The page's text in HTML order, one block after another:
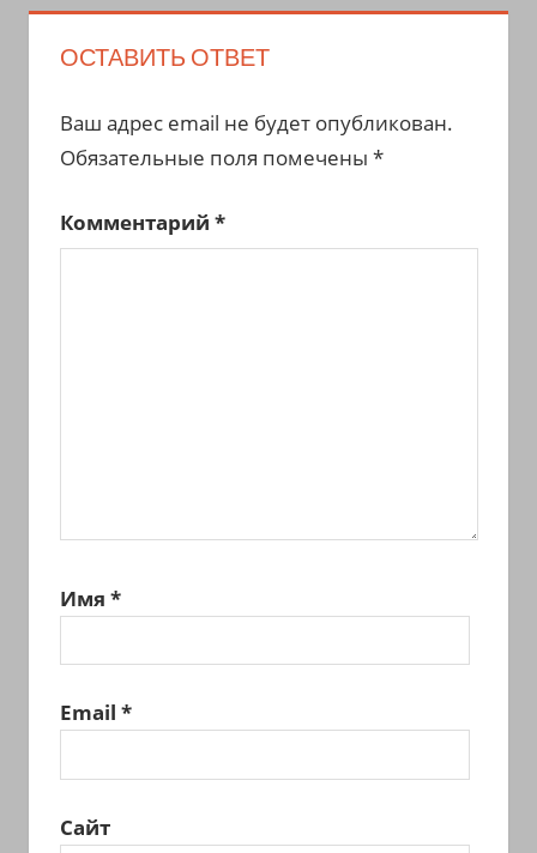
ОСТАВИТЬ ОТВЕТ
Ваш адрес email не будет опубликован.
Обязательные поля помечены *
Комментарий *
Имя *
Email *
Сайт